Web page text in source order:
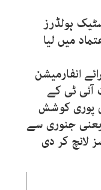
ہولڈرز
میں لیا
انفارمیشن
آئی ٹی کے
پوری کوشش
یعنی جنوری سے
لانچ کر دی